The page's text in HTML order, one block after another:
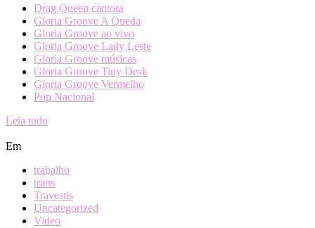
Drag Queen cantora
Gloria Groove A Queda
Gloria Groove ao vivo
Gloria Groove Lady Leste
Gloria Groove músicas
Gloria Groove Tiny Desk
Gloria Groove Vermelho
Pop Nacional
Leia tudo
Em
trabalho
trans
Travestis
Uncategorized
Video